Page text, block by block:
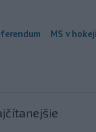
MS v hokeji